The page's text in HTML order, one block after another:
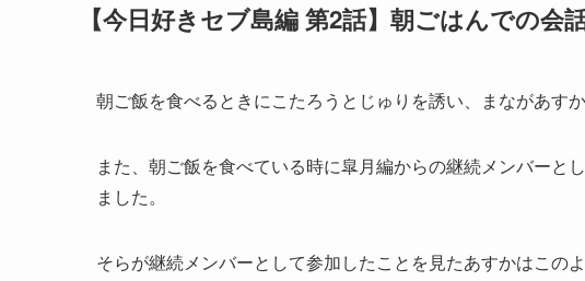
【今日好きセブ島編 第2話】朝ごはんでの会
朝ご飯を食べるときにこたろうとじゅりを誘い、まながあす
また、朝ご飯を食べている時に皐月編からの継続メンバーと
ました。
そらが継続メンバーとして参加したことを見たあすかはこの